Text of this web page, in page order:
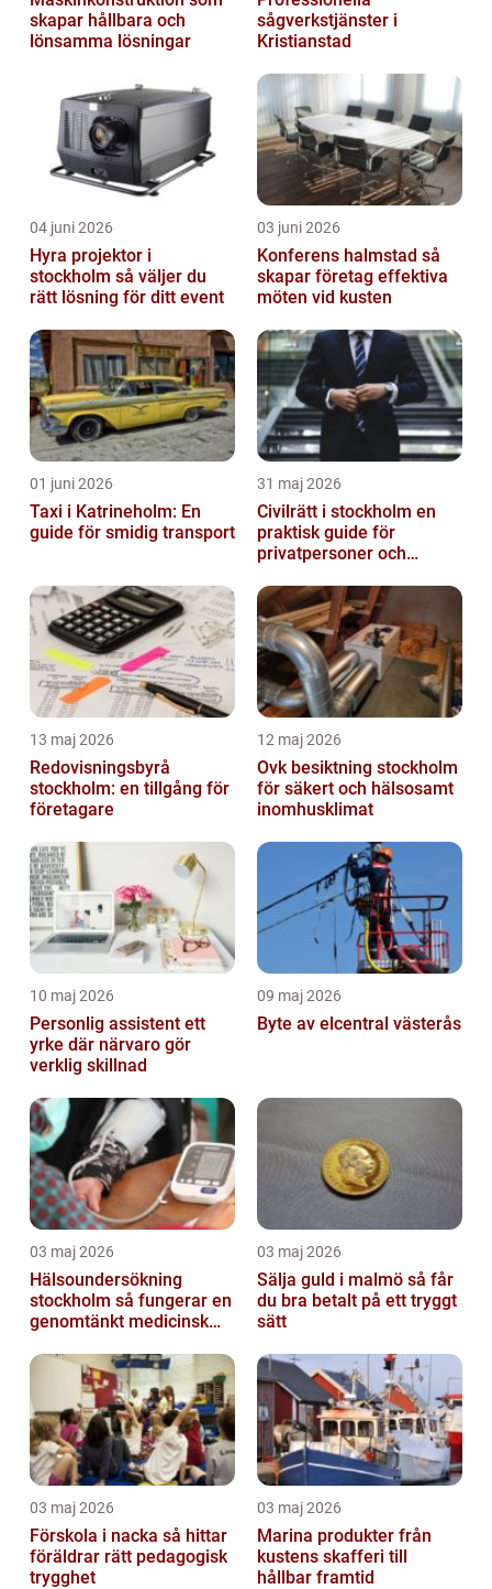
skapar hållbara och
lönsamma lösningar
sågverkstjänster i
Kristianstad
04 juni 2026
Hyra projektor i
stockholm så väljer du
rätt lösning för ditt event
03 juni 2026
Konferens halmstad så
skapar företag effektiva
möten vid kusten
01 juni 2026
Taxi i Katrineholm: En
guide för smidig transport
31 maj 2026
Civilrätt i stockholm en
praktisk guide för
privatpersoner och
13 maj 2026
Redovisningsbyrå
stockholm: en tillgång för
företagare
12 maj 2026
Ovk besiktning stockholm
för säkert och hälsosamt
inomhusklimat
10 maj 2026
Personlig assistent ett
yrke där närvaro gör
verklig skillnad
09 maj 2026
Byte av elcentral västerås
03 maj 2026
Hälsoundersökning
stockholm så fungerar en
genomtänkt medicinsk
03 maj 2026
Sälja guld i malmö så får
du bra betalt på ett tryggt
sätt
03 maj 2026
Förskola i nacka så hittar
föräldrar rätt pedagogisk
trygghet
03 maj 2026
Marina produkter från
kustens skafferi till
hållbar framtid